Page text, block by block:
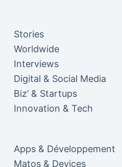
Stories
Worldwide
Interviews
Digital & Social Media
Biz’ & Startups
Innovation & Tech
Apps & Développement
Matos & Devices